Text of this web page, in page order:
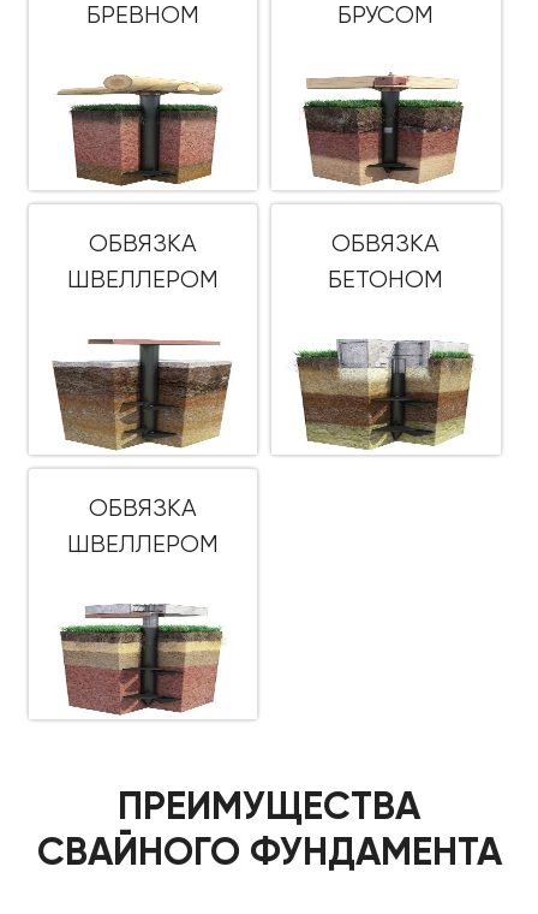
БРЕВНОМ
БРУСОМ
ОБВЯЗКА
ШВЕЛЛЕРОМ
ОБВЯЗКА
БЕТОНОМ
ОБВЯЗКА
ШВЕЛЛЕРОМ
ПРЕИМУЩЕСТВА
СВАЙНОГО ФУНДАМЕНТА